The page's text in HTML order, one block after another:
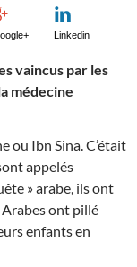
Linkedin
vaincus par les
médecine
ou Ibn Sina. C’était
appelés
» arabe, ils ont
Arabes ont pillé
enfants en